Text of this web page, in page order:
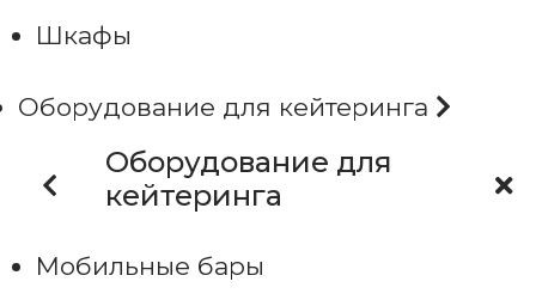
Шкафы
Оборудование для кейтеринга
Оборудование для
кейтеринга
Мобильные бары